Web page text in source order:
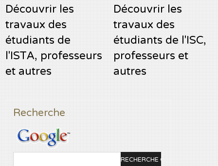
Découvrir les
travaux des
étudiants de
l'ISTA, professeurs
et autres
Découvrir les
travaux des
étudiants de l'ISC,
professeurs et
autres
Recherche